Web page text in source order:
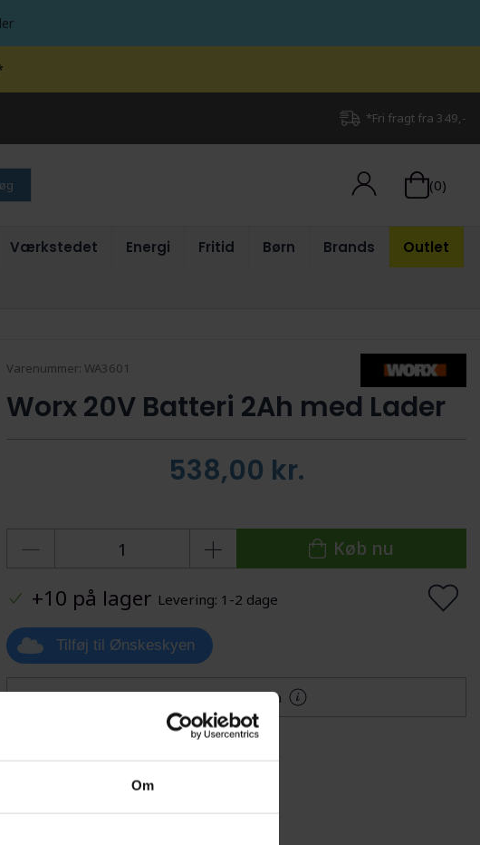
Om
*Fri fragt fra 349,-
(0)
Værkstedet Energi Fritid Børn Brands Outlet
Varenummer:WA3601
Worx 20V Batteri 2Ah med Lader
538,00 kr.
Køb nu
+10 på lager Levering: 1-2 dage
Tilføj til Ønskeskyen
Mere information